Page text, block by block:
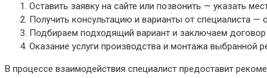
Оставить заявку на сайте или позвонить — указать
Получить консультацию и варианты от специалиста
Подбираем подходящий вариант и заключаем
Оказание услуги производства и монтажа выбранной
В процессе взаимодействия специалист предоставит